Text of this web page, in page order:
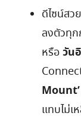
ดีไซน์สว
ลงตัวทุก
หรือวัน
Mount’
แทบไม่เ